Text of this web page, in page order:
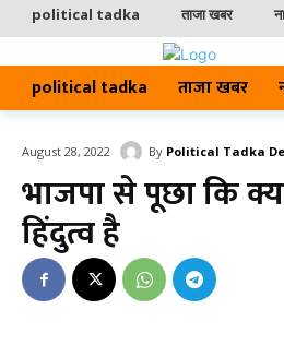
political tadka ताजा खबर
political tadka ताजा खबर
August 28, 2022 By Political Tadka
भाजपा से पूछा कि
हिंदुत्व है